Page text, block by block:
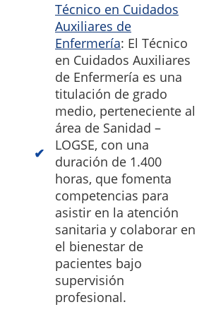
Técnico en Cuidados
Auxiliares de
Enfermería: El Técnico
en Cuidados Auxiliares
de Enfermería es una
titulación de grado
medio, perteneciente al
área de Sanidad –
LOGSE, con una
duración de 1.400
horas, que fomenta
competencias para
asistir en la atención
sanitaria y colaborar en
el bienestar de
pacientes bajo
supervisión
profesional.